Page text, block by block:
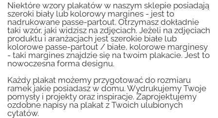
Niektóre wzory plakatów w naszym sklepie posiadają
szeroki biały lub kolorowy margines - jest to
nadrukowane passe-partout. Otrzymasz dokładnie
taki wzór, jaki widzisz na zdjęciach. Jeżeli na zdjęciach
produktu i aranżacjach jest szerokie białe lub
kolorowe passe-partout / białe, kolorowe marginesy
- taki margines znajdzie się na twoim plakacie. Jest to
nowoczesna forma designu.
Każdy plakat możemy przygotować do rozmiaru
ramek jakie posiadasz w domu. Wydrukujemy Twoje
pomysły i projekty oraz inspiracje. Zaprojektujemy
ozdobne napisy na plakat z Twoich ulubionych
cytatów.